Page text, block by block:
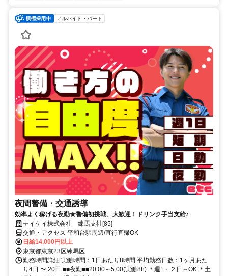
アルバイト・パート
夜間警備・交通誘導
効率よく稼げる夜勤★警備初挑戦、大歓迎！ドリンク手当支給♪
テイケイ株式会社 練馬支社[85]
交通・アクセス 平和台駅周辺/直行直帰OK
日給14,000円以上
東京都東京23区練馬区
勤務時間詳細 実働時間：1日あたり8時間 平均勤務日数：1ヶ月あた
り4日 〜 20日 ■■夜勤■■20:00～5:00(実働8h) ＊週1・２日～OK ＊土